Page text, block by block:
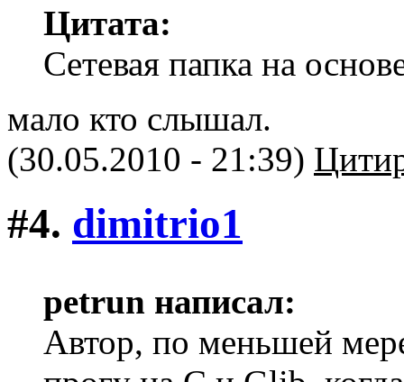
Цитата:
Сетевая папка на
мало кто слышал.
(30.05.2010 - 21:39)
#4. dimitriо1
petrun написал:
Автор, по меньшей